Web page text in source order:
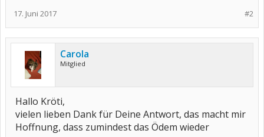
#2
17. Juni 2017
Carola
Mitglied
Hallo Kröti,
vielen lieben Dank für Deine Antwort, das macht mir
Hoffnung, dass zumindest das Ödem wieder